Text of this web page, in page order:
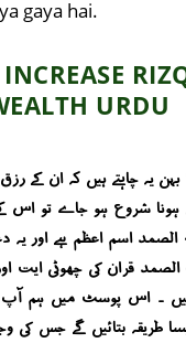
gaya hai.
URDU
بہن یہ چاہتے ہیں کہ ان کے
ہونا شروع ہو جاے تو اس کے
الصمد اسم اعظم ہے اور یہ
الصمد قران کی چھوٹی ایت
۔ اس پوسٹ میں ہم آپ
طریقہ بتائیں گے جس کی